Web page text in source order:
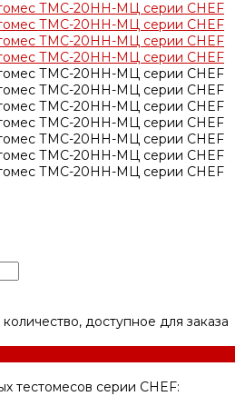
доступное для заказа
тестомесов серии CHEF: